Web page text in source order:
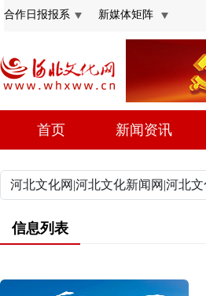
合作日报报系 新媒体矩阵
首页 新闻资讯
信息列表